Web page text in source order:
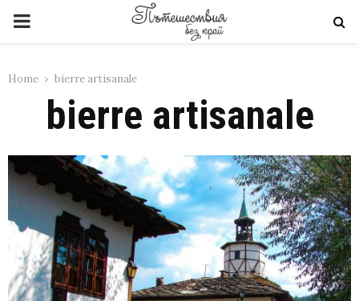
PRIMARY
Home bierre artisanale
bierre artisanale